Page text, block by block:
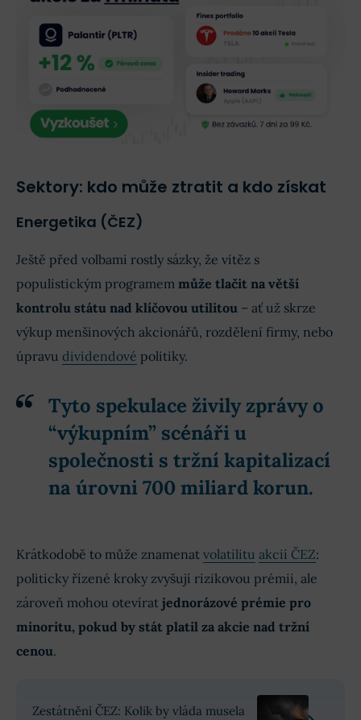
Sektory: kdo může ztratit a kdo získat
Energetika (ČEZ)
Ještě před volbami rostly sázky, že vítěz s
populistickým programem může tlačit na větší
kontrolu státu nad klíčovou utilitou – ať už skrze
výkup menšinových akcionářů, rozdělení firmy, nebo
úpravu dividendové politiky.
Tyto spekulace živily zprávy o
“výkupním” scénáři u
společnosti s tržní kapitalizací
na úrovni 700 miliard korun.
Krátkodobě to může znamenat volatilitu akcií ČEZ:
politicky řízené kroky zvyšují rizikovou prémii, ale
zároveň mohou otevírat jednorázové prémie pro
minoritu, pokud by stát platil za akcie nad tržní
cenou.
Zestátnění ČEZ: Kolik by vláda musela